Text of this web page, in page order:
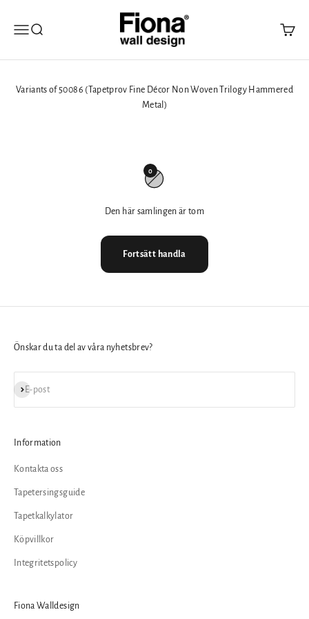
Öppna navigeringsmenyn
Öppna sök
Fiona Walldesign
Variants of 50086 (Tapetprov Fine Décor Non Woven Trilogy Hammered
Metal)
0
Den här samlingen är tom
Fortsätt handla
Önskar du ta del av våra nyhetsbrev?
E-post
Prenumerera
Information
Kontakta oss
Tapetersingsguide
Tapetkalkylator
Köpvillkor
Integritetspolicy
Fiona Walldesign